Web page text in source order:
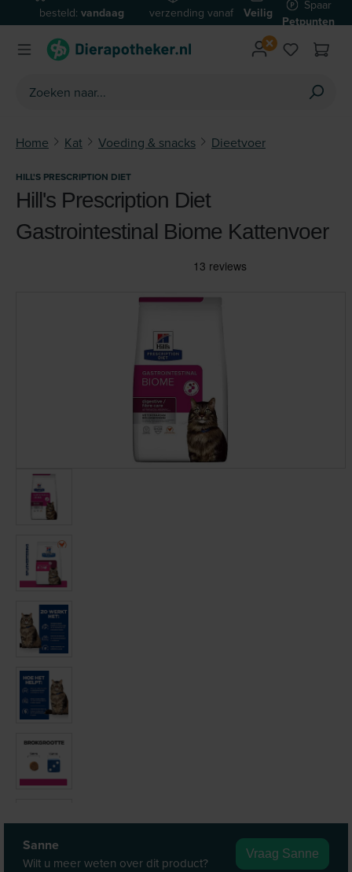
Ga naar de hoofdinhoud
besteld: vandaag
verzonden*
verzending vanaf
€59
Veilig
betalen
Spaar
Petpunten
Home Kat Voeding & snacks Dieetvoer
Afbeeldingengalerij overslaan
Sanne
Wilt u meer weten over dit product?
Vraag Sanne
HILL'S PRESCRIPTION DIET
Hill's Prescription Diet
Gastrointestinal Biome Kattenvoer